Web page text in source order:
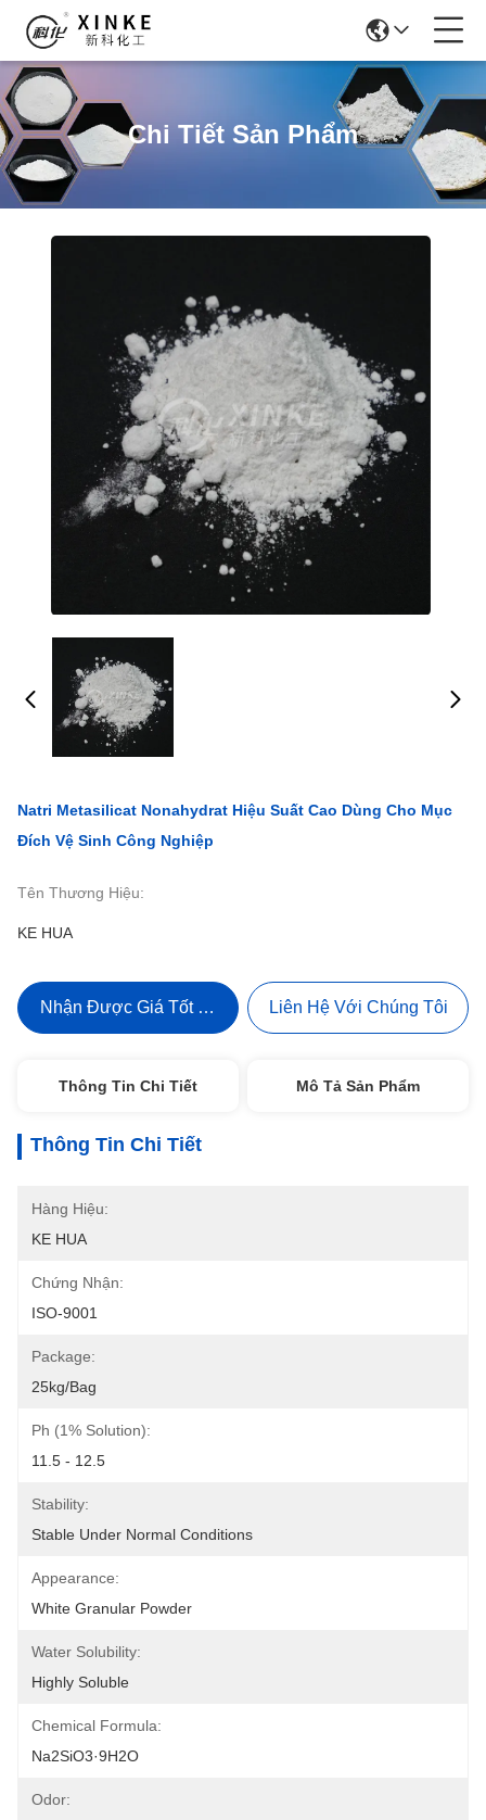
Chi Tiết Sản Phẩm
Natri Metasilicat Nonahydrat Hiệu Suất Cao Dùng Cho Mục
Đích Vệ Sinh Công Nghiệp
Tên Thương Hiệu:
KE HUA
Nhận Được Giá Tốt Nhất Liên Hệ Với Chúng Tôi
Thông Tin Chi Tiết Mô Tả Sản Phẩm
Thông Tin Chi Tiết
Hàng Hiệu:
KE HUA
Chứng Nhận:
ISO-9001
Package:
25kg/bag
Ph (1% Solution):
11.5 - 12.5
Stability:
Stable Under Normal Conditions
Appearance:
White Granular Powder
Water Solubility:
Highly Soluble
Chemical Formula:
Na2SiO3·9H2O
Odor: